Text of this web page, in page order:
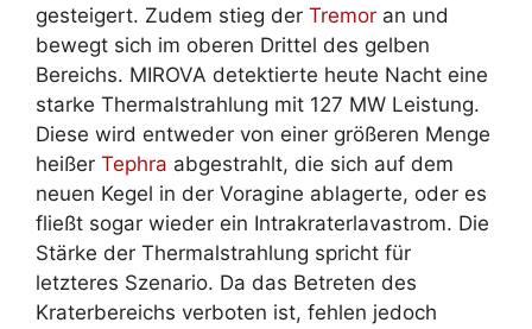
gesteigert. Zudem stieg der Tremor an und
bewegt sich im oberen Drittel des gelben
Bereichs. MIROVA detektierte heute Nacht eine
starke Thermalstrahlung mit 127 MW Leistung.
Diese wird entweder von einer größeren Menge
heißer Tephra abgestrahlt, die sich auf dem
neuen Kegel in der Voragine ablagerte, oder es
fließt sogar wieder ein Intrakraterlavastrom. Die
Stärke der Thermalstrahlung spricht für
letzteres Szenario. Da das Betreten des
Kraterbereichs verboten ist, fehlen jedoch